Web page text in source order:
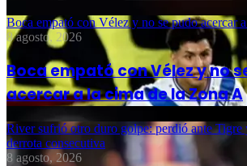
Boca empató con Vélez y no se pudo acercar
8 agosto, 2026
Boca empató con Vélez y no
acercar a la cima de la Zona A
River sufrió otro duro golpe: perdió ante Tigre
derrota consecutiva
8 agosto, 2026